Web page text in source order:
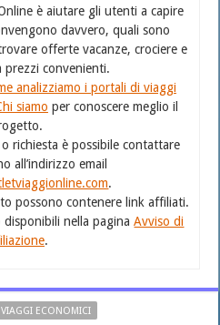
è aiutare gli utenti a capire
davvero, quali sono
offerte vacanze, crociere e
prezzi convenienti.
analizziamo i portali di viaggi
siamo per conoscere meglio il
richiesta è possibile contattare
all’indirizzo email
.
possono contenere link affiliati.
disponibili nella paginaAvviso di
.
VIAGGI ECONOMICI